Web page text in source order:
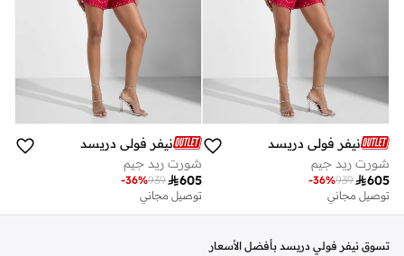
نيفر فولي دريسد
شورت ريد جيم
605
939
-36%
توصيل مجاني
نيفر فولي دريسد
شورت ريد جيم
605
939
-36%
توصيل مجاني
تسوق نيفر فولي دريسد بأفضل الأسعار